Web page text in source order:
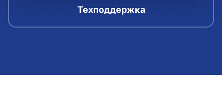
Техподдержка